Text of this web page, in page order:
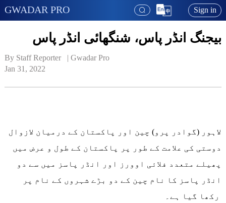
GWADAR PRO Sign in
بیجنگ انڈر پاس، شنگھائی انڈر پاس
By Staff Reporter   | Gwadar Pro
Jan 31, 2022
لاہور (گوادر پرو) چین اور پاکستان کے درمیان لازوال
دوستی کی علامت کے طور پر پاکستان کے طول و عرض میں
پھیلے متعدد فلائی اوورز اور انڈر پاسز میں سے دو
انڈر پاسز کا نام چین کے دو بڑے شہروں کے نام پر